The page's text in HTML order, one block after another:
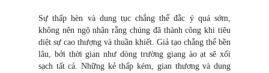
Sự thấp hèn và dung tục chẳng thể đắc ý quá sớm,
không nên ngộ nhận rằng chúng đã thành công khi tiêu
diệt sự cao thượng và thuần khiết. Giả tạo chẳng thể bền
lâu, bởi thời gian như dòng trường giang ào ạt sẽ xối
sạch tất cả. Những kẻ thấp kém, gian thương và dung